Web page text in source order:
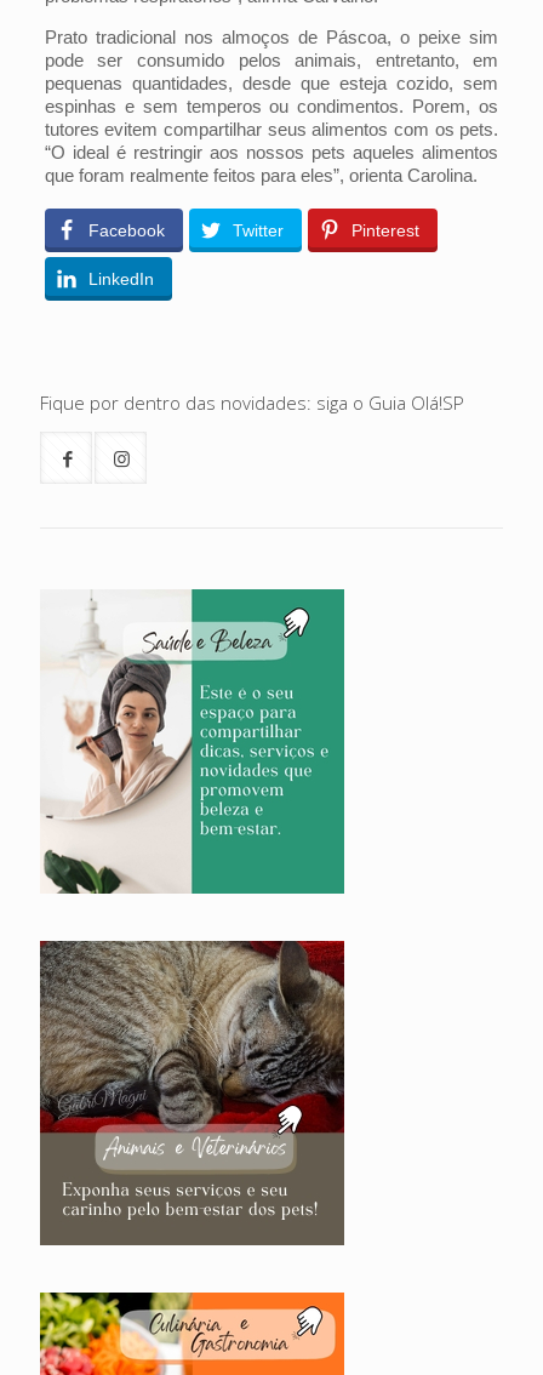
Prato tradicional nos almoços de Páscoa, o peixe sim
pode ser consumido pelos animais, entretanto, em
pequenas quantidades, desde que esteja cozido, sem
espinhas e sem temperos ou condimentos. Porem, os
tutores evitem compartilhar seus alimentos com os pets.
“O ideal é restringir aos nossos pets aqueles alimentos
que foram realmente feitos para eles”, orienta Carolina.
Facebook Twitter Pinterest
LinkedIn
Fique por dentro das novidades: siga o Guia Olá!SP